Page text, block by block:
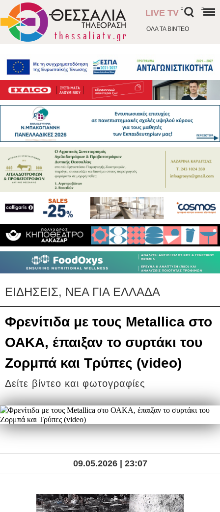
ΟΛΑ ΤΑ ΒΙΝΤΕΟ
LIVE TV
- -
ΕΙΔΗΣΕΙΣ, ΝΕΑ ΓΙΑ ΕΛΛΑΔΑ
Φρενίτιδα με τους Metallica στο
ΟΑΚΑ, έπαιξαν το συρτάκι του
Ζορμπά και Τρύπες (video)
Δείτε βίντεο και φωτογραφίες
09.05.2026 | 23:07